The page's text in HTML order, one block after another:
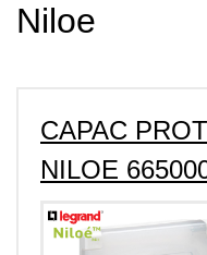
Niloe
CAPAC
NILOE